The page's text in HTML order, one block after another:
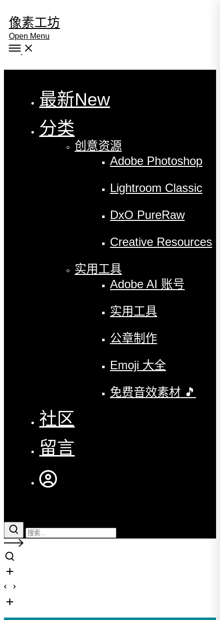
像素工坊
Open Menu
最新New
分类
创意资源
Adobe Photoshop
Lightroom Classic
DxO PureRaw
Creative Resources
实用工具
Adobe AI 账号
实用工具
公章制作
Emoji 大全
免费音效素材 🎵
社区
留言